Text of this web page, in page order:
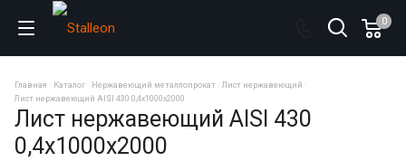
0
Главная Каталог Нержавеющий металлопрокат
Лист нержавеющий
Лист нержавеющий AISI 430 0,4х1000х2000
Лист нержавеющий AISI 430
0,4х1000х2000